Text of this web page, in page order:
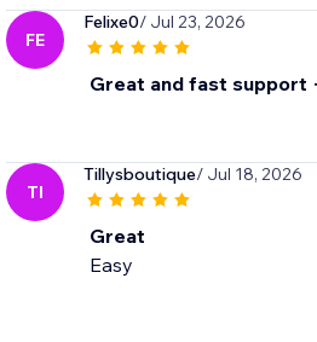
FE
Felixe0/ Jul 23, 2026
Great and fast support
TI
Tillysboutique/ Jul 18, 2026
Great
Easy